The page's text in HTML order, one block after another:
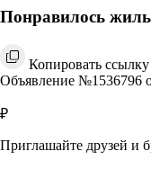
Понравилось
Копировать ссылку
Объявление №1536796
₽
Приглашайте друзей и